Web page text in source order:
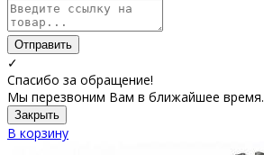
Отправить
✓
Спасибо за обращение!
Мы перезвоним Вам в ближайшее время.
Закрыть
В корзину